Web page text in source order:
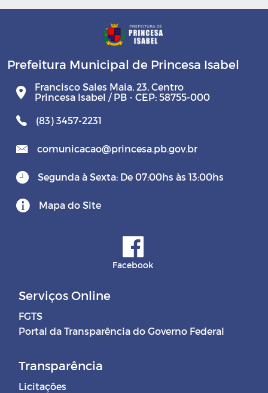
Prefeitura Municipal de Princesa Isabel
Francisco Sales Maia, 23, Centro
Princesa Isabel / PB - CEP: 58755-000
(83) 3457-2231
comunicacao@princesa.pb.gov.br
Segunda à Sexta: De 07:00hs às 13:00hs
Mapa do Site
Facebook
Serviços Online
FGTS
Portal da Transparência do Governo Federal
Transparência
Licitações